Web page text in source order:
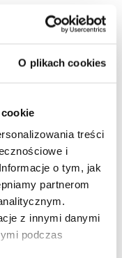
O plikach cookies
treści
i
o tym, jak
partnerom
z innymi danymi
podczas
i marketingu
danych
relacji
specjalizacjach)